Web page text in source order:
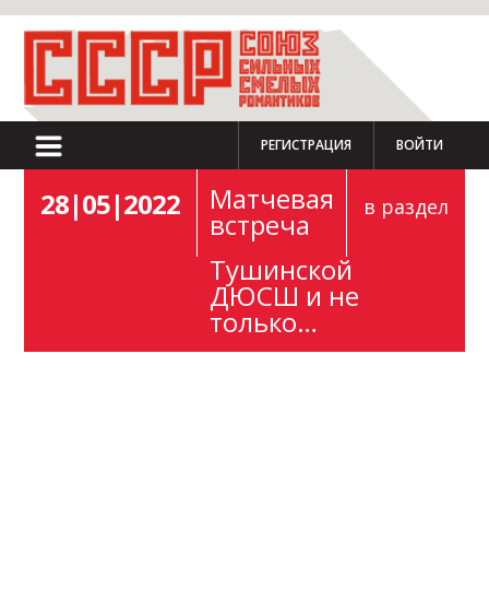
РЕГИСТРАЦИЯ ВОЙТИ
28|05|2022 в раздел
Матчевая
встреча
Тушинской
ДЮСШ и не
только…